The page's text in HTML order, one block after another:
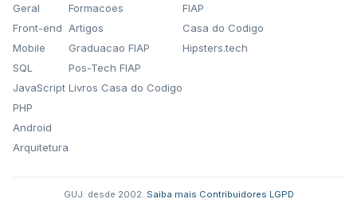
Geral
Front-end
Mobile
SQL
JavaScript
PHP
Android
Arquitetura
Formacoes
Artigos
Graduacao FIAP
Pos-Tech FIAP
Livros Casa do Codigo
FIAP
Casa do Codigo
Hipsters.tech
GUJ: desde 2002. Saiba mais Contribuidores LGPD